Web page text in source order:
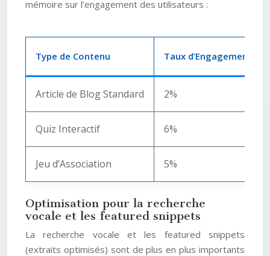
mémoire sur l’engagement des utilisateurs :
Type de Contenu Taux d’Engagement
Article de Blog Standard 2%
Quiz Interactif 6%
Jeu d’Association 5%
Optimisation pour la recherche
vocale et les featured snippets
La recherche vocale et les featured snippets
(extraits optimisés) sont de plus en plus importants